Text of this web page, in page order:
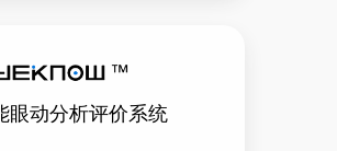
眼动分析评价系统